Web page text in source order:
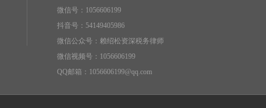
微信号：1056606199
抖音号：54149405986
微信公众号：赖绍松资深税务律师
微信视频号：1056606199
QQ邮箱：1056606199@qq.com